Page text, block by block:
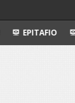
LEOPOLDO